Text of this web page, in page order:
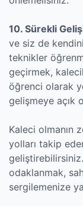
10. Sürekli
ve siz de
teknikler
geçirmek,
öğrenci olarak
gelişmeye açık
Kaleci olmanın
yolları takip
odaklanmak,
sergilemenize